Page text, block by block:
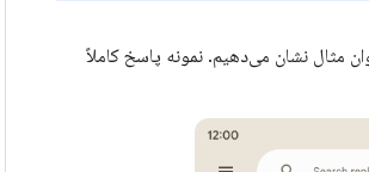
مثال نشان می‌دهیم. نمونه پاسخ کاملاً